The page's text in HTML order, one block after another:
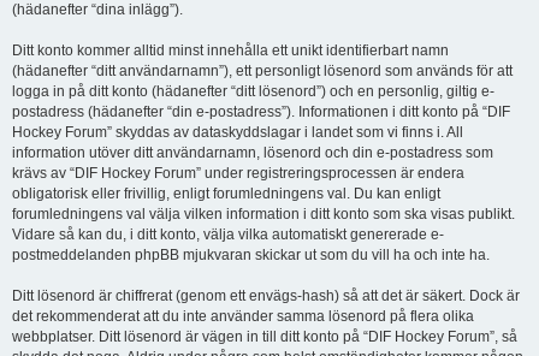
(hädanefter “dina inlägg”).
Ditt konto kommer alltid minst innehålla ett unikt identifierbart namn
(hädanefter “ditt användarnamn”), ett personligt lösenord som används för att
logga in på ditt konto (hädanefter “ditt lösenord”) och en personlig, giltig e-
postadress (hädanefter “din e-postadress”). Informationen i ditt konto på “DIF
Hockey Forum” skyddas av dataskyddslagar i landet som vi finns i. All
information utöver ditt användarnamn, lösenord och din e-postadress som
krävs av “DIF Hockey Forum” under registreringsprocessen är endera
obligatorisk eller frivillig, enligt forumledningens val. Du kan enligt
forumledningens val välja vilken information i ditt konto som ska visas publikt.
Vidare så kan du, i ditt konto, välja vilka automatiskt genererade e-
postmeddelanden phpBB mjukvaran skickar ut som du vill ha och inte ha.
Ditt lösenord är chiffrerat (genom ett envägs-hash) så att det är säkert. Dock är
det rekommenderat att du inte använder samma lösenord på flera olika
webbplatser. Ditt lösenord är vägen in till ditt konto på “DIF Hockey Forum”, så